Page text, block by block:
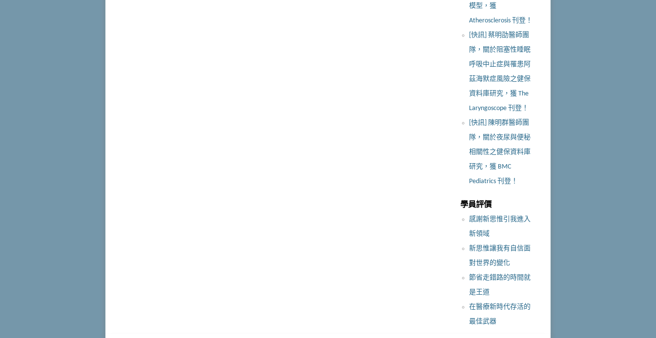
模型，獲
Atherosclerosis 刊登！
[快訊] 蔡明劭醫師團
隊，關於阻塞性睡眠
呼吸中止症與罹患阿
茲海默症風險之健保
資料庫研究，獲 The
Laryngoscope 刊登！
[快訊] 陳明群醫師團
隊，關於夜尿與便秘
相關性之健保資料庫
研究，獲 BMC
Pediatrics 刊登！
學員評價
感謝新思惟引我進入
新領域
新思惟讓我有自信面
對世界的變化
節省走錯路的時間就
是王道
在醫療新時代存活的
最佳武器